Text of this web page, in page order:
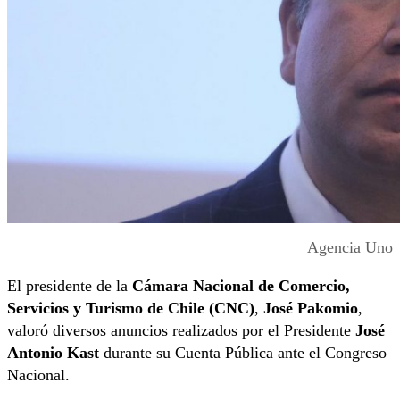
Agencia Uno
El presidente de la Cámara Nacional de Comercio,
Servicios y Turismo de Chile (CNC), José Pakomio,
valoró diversos anuncios realizados por el Presidente José
Antonio Kast durante su Cuenta Pública ante el Congreso
Nacional.